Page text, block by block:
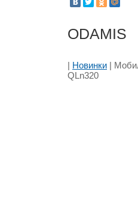
ODAMIS
| Новинки |
QLn320